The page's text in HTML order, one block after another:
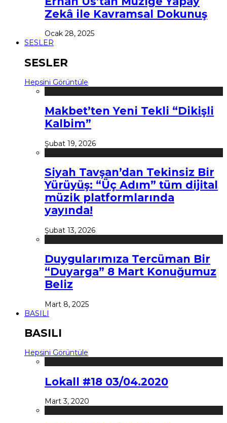
Zekâ ile Kavramsal Dokunuş
Ocak 28, 2025
SESLER
SESLER
Hepsini Görüntüle
Makbet’ten Yeni Tekli “Dikişli
Kalbim”
Şubat 19, 2026
Siyah Tavşan’dan Tekinsiz Bir
Yürüyüş: “Üç Adım” tüm dijital
müzik platformlarında
yayında!
Şubat 13, 2026
Duygularımıza Tercüman Bir
“Duyarga” 8 Mart Konuğumuz
Beliz
Mart 8, 2025
BASILI
BASILI
Hepsini Görüntüle
Lokall #18 03/04.2020
Mart 3, 2020